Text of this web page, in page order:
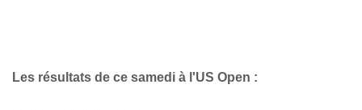
Les résultats de ce samedi à l'US Open :